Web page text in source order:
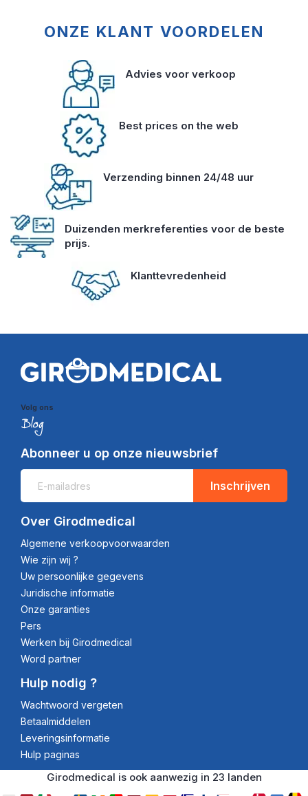
ONZE KLANT VOORDELEN
Advies voor verkoop
Best prices on the web
Verzending binnen 24/48 uur
Duizenden merkreferenties voor de beste
prijs.
Klanttevredenheid
Volg ons
Abonneer u op onze nieuwsbrief
Inschrijven
Over Girodmedical
Algemene verkoopvoorwaarden
Wie zijn wij ?
Uw persoonlijke gegevens
Juridische informatie
Onze garanties
Pers
Werken bij Girodmedical
Word partner
Hulp nodig ?
Wachtwoord vergeten
Betaalmiddelen
Leveringsinformatie
Hulp paginas
Girodmedical is ook aanwezig in 23 landen